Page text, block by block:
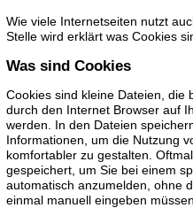
Wie viele Internetseiten nutzt
Stelle wird erklärt was Cookies
Was sind Cookies
Cookies sind kleine Dateien, die
durch den Internet Browser auf
werden. In den Dateien
Informationen, um die Nutzung
komfortabler zu gestalten.
gespeichert, um Sie bei einem
automatisch anzumelden, ohne
einmal manuell eingeben müssen.